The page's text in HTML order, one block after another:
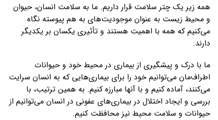
همه زیر یک چتر سلامت قرار داریم. ما به سلامت انسان، حیوان
و محیط زیست به عنوان موجودیت‌های به هم پیوسته نگاه
می‌کنیم که همه با اهمیت هستند و تأثیری یکسان بر یکدیگر
دارند.
ما با درک و پیشگیری از بیماری در محیط خود و حیوانات
اطراف‌مان می‌توانیم خود را برای بیماری‌هایی که به انسان سرایت
می‌کنند، آماده کنیم و با آنها مبارزه کنیم. به همین ترتیب، با
بررسی و ایجاد اختلال در بیماری‌های عفونی در انسان می‌توانیم از
حیوانات و سلامت محیط نیز محافظت کنیم.